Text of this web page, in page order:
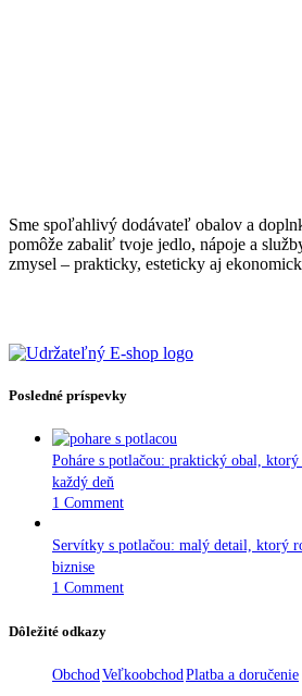
Sme spoľahlivý dodávateľ obalov a
pomôže zabaliť tvoje jedlo, nápoje a
zmysel – prakticky, esteticky aj
Posledné príspevky
Poháre s potlačou: praktický obal,
každý deň
1 Comment
Servítky s potlačou: malý detail, ktorý
biznise
1 Comment
Dôležité odkazy
Obchod Veľkoobchod Platba a doručenie